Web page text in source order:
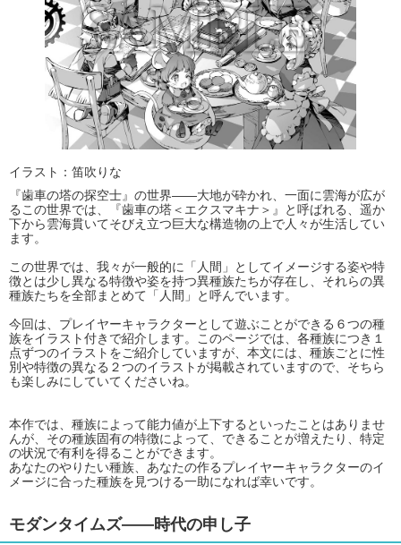
イラスト：笛吹りな
『歯車の塔の探空士』の世界――大地が砕かれ、一面に雲海が広が
るこの世界では、『歯車の塔＜エクスマキナ＞』と呼ばれる、遥か
下から雲海貫いてそびえ立つ巨大な構造物の上で人々が生活してい
ます。
この世界では、我々が一般的に「人間」としてイメージする姿や特
徴とは少し異なる特徴や姿を持つ異種族たちが存在し、それらの異
種族たちを全部まとめて「人間」と呼んでいます。
今回は、プレイヤーキャラクターとして遊ぶことができる６つの種
族をイラスト付きで紹介します。このページでは、各種族につき１
点ずつのイラストをご紹介していますが、本文には、種族ごとに性
別や特徴の異なる２つのイラストが掲載されていますので、そちら
も楽しみにしていてくださいね。
本作では、種族によって能力値が上下するといったことはありませ
んが、その種族固有の特徴によって、できることが増えたり、特定
の状況で有利を得ることができます。
あなたのやりたい種族、あなたの作るプレイヤーキャラクターのイ
メージに合った種族を見つける一助になれば幸いです。
モダンタイムズ――時代の申し子